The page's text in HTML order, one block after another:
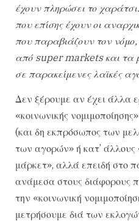
έχουν πληρώσει το
που επίσης έχουν οι
που παραβιάζουν τον
από super markets και τα
σε παρακείμενες λαϊκές
Δεν ξέρουμε αν έχει άλλα
«κοινωνικής
(και δη εκπρόσωπος των
των αγορών» ή κατ’
μάρκετ», αλλά επειδή στο
ανάμεσα στους διάφορους
την «κοινωνική
μετρήσουμε διά των